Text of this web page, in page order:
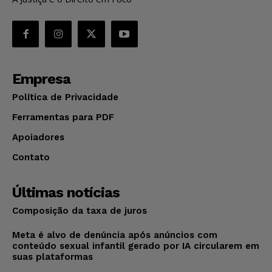
Empresa
Política de Privacidade
Ferramentas para PDF
Apoiadores
Contato
Últimas notícias
Composição da taxa de juros
Meta é alvo de denúncia após anúncios com
conteúdo sexual infantil gerado por IA circularem em
suas plataformas